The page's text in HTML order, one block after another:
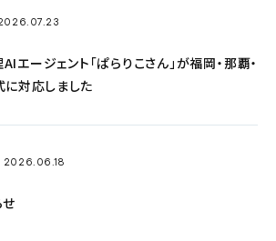
エージェント「ぱらりこさん」が福岡・那覇・
対応しました
2026.06.18